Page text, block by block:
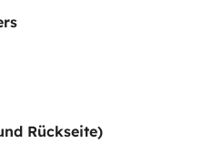
Rückseite)